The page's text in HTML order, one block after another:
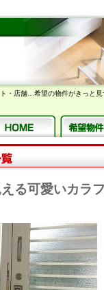
・店舗…希望の物件がきっと見
る可愛いカラ